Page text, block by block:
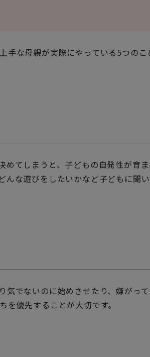
手な母親が実際にやっている5つのこ
てしまうと、子どもの自発性が育
な遊びをしたいかなど子どもに聞
気でないのに始めさせたり、嫌がっ
優先することが大切です。